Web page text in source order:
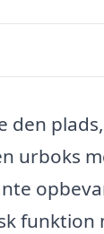
den
urboks
funktion